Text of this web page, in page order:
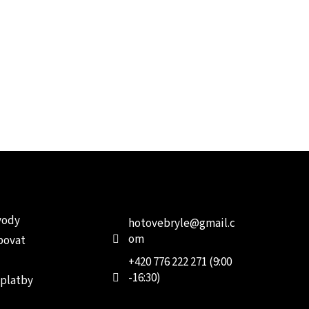
hotovebryle@gmail.c
om
+420 776 222 271 (9:00
-16:30)